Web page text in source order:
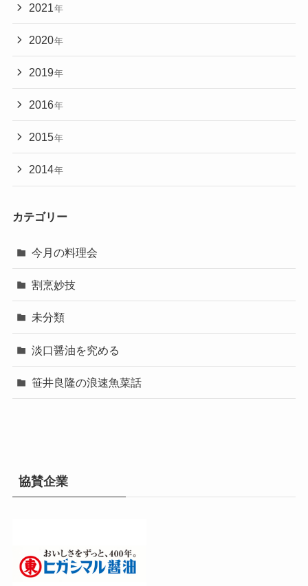
2021 年
2020年
2019年
2016年
2015年
2014年
カテゴリー
今月の料理会
割烹妙技
未分類
淡口醤油を究める
笹井良隆の浪速魚菜話
協賛企業